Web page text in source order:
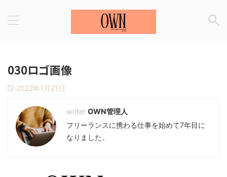
030ロゴ画像
2022年1月21日
OWN管理人
フリーランスに携わる仕事を始めて7年目に
なりました。